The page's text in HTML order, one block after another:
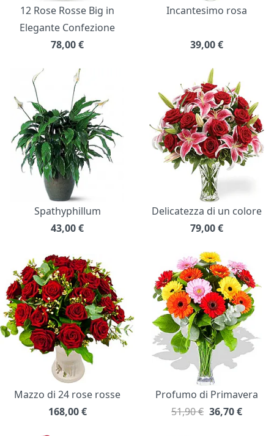
12 Rose Rosse Big in
Elegante Confezione
78,00€
Incantesimo rosa
39,00€
Spathyphillum
43,00€
Delicatezza di un colore
79,00€
Mazzo di 24 rose rosse
168,00 €
Profumo di Primavera
51,90 € 36,70€